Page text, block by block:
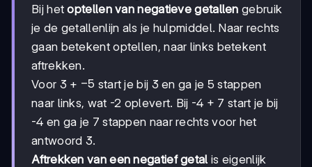
Bij hetoptellen van negatieve getallen gebruik
je de getallenlijn als je hulpmiddel. Naar rechts
gaan betekent optellen, naar links betekent
aftrekken.
Voor 3 + -5
−5 start je bij 3 en ga je 5 stappen
naar links, wat -2 oplevert. Bij -4 + 7 start je bij
-4 en ga je 7 stappen naar rechts voor het
antwoord 3.
Aftrekken van een negatief getal is eigenlijk